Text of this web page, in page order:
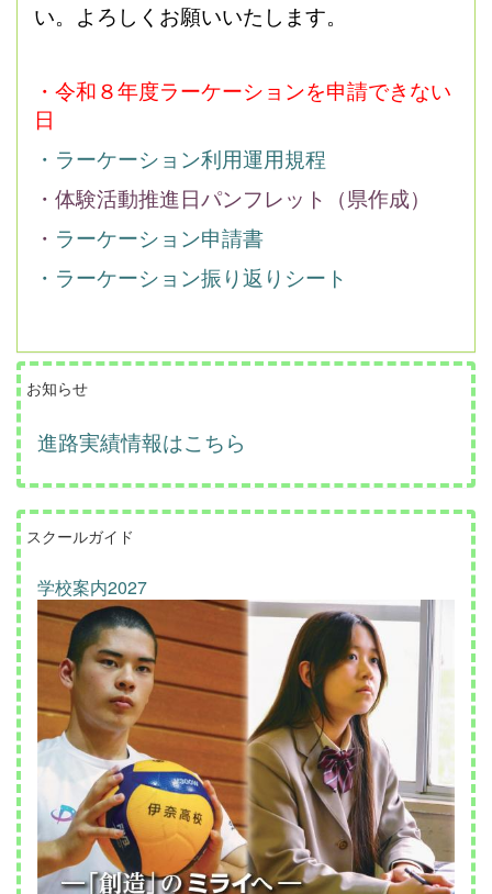
い。よろしくお願いいたします。
・令和８年度ラーケーションを申請できない
日
・ラーケーション利用運用規程
・ 体験活動推進日パンフレット（県作成）
・ ラーケーション申請書
・ラーケーション振り返りシート
お知らせ
進路実績情報はこちら
スクールガイド
学校案内2027